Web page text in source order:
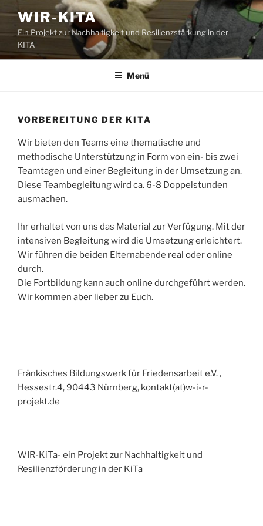
Inhalt
springen
WIR-KITA
Ein Projekt zur Nachhaltigkeit und Resilienzstärkung in der
KITA
Menü
VORBEREITUNG DER KITA
Wir bieten den Teams eine thematische und
methodische Unterstützung in Form von ein- bis zwei
Teamtagen und einer Begleitung in der Umsetzung an.
Diese Teambegleitung wird ca. 6-8 Doppelstunden
ausmachen.
Ihr erhaltet von uns das Material zur Verfügung. Mit der
intensiven Begleitung wird die Umsetzung erleichtert.
Wir führen die beiden Elternabende real oder online
durch.
Die Fortbildung kann auch online durchgeführt werden.
Wir kommen aber lieber zu Euch.
Fränkisches Bildungswerk für Friedensarbeit e.V. ,
Hessestr.4, 90443 Nürnberg, kontakt(at)w-i-r-
projekt.de
WIR-KiTa- ein Projekt zur Nachhaltigkeit und
Resilienzförderung in der KiTa